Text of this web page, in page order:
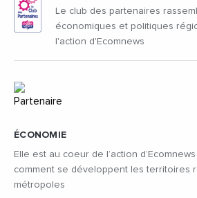
ÉCONOMIE
Elle est au coeur de l’action
comment se développent les territoires
métropoles
Le club des partenaires
économiques et politiques
l'action d'Ecomnews